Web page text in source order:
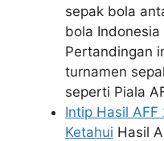
sepak bola
bola
Pertandingan
turnamen
seperti Piala
Intip Hasil AFF
Ketahui Hasil